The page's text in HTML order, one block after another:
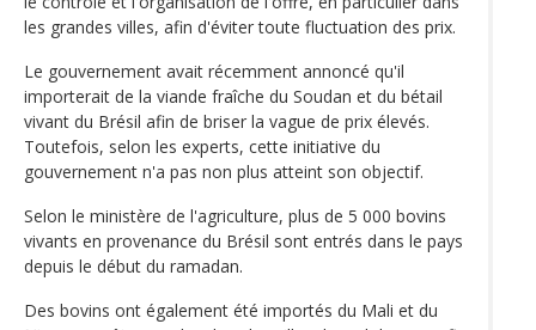
les grandes villes, afin d'éviter toute fluctuation des prix.
Le gouvernement avait récemment annoncé qu'il
importerait de la viande fraîche du Soudan et du bétail
vivant du Brésil afin de briser la vague de prix élevés.
Toutefois, selon les experts, cette initiative du
gouvernement n'a pas non plus atteint son objectif.
Selon le ministère de l'agriculture, plus de 5 000 bovins
vivants en provenance du Brésil sont entrés dans le pays
depuis le début du ramadan.
Des bovins ont également été importés du Mali et du